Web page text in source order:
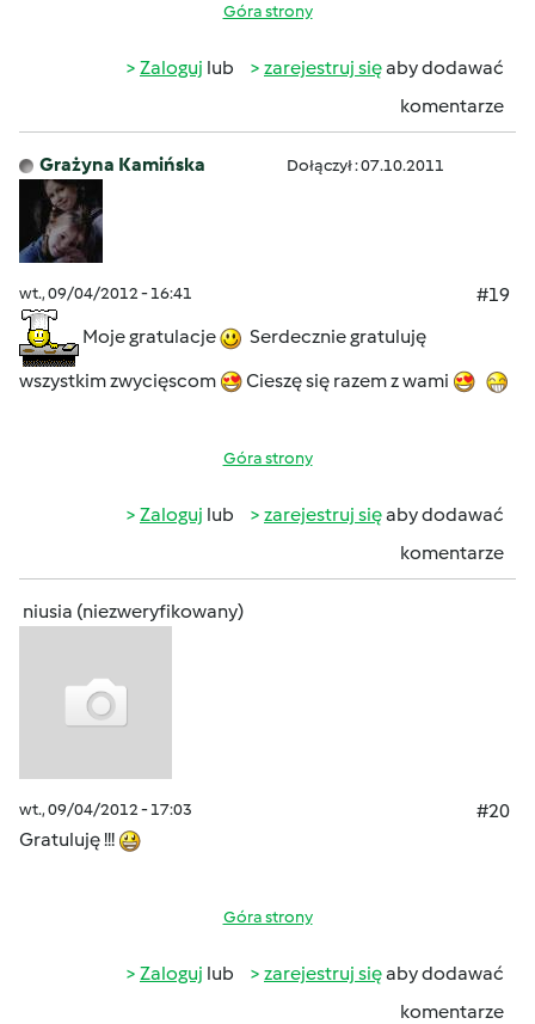
Góra strony
Zaloguj lub zarejestruj sięaby dodawać
komentarze
Grażyna Kamińska Dołączył : 07.10.2011
wt., 09/04/2012 - 16:41
#19
Moje gratulacje
Serdecznie gratuluję
wszystkim zwycięscom
Cieszę się razem z wami
Góra strony
Zaloguj lub zarejestruj sięaby dodawać
komentarze
niusia (niezweryfikowany)
wt., 09/04/2012 - 17:03
#20
Gratuluję !!!
Góra strony
Zaloguj lub zarejestruj sięaby dodawać
komentarze